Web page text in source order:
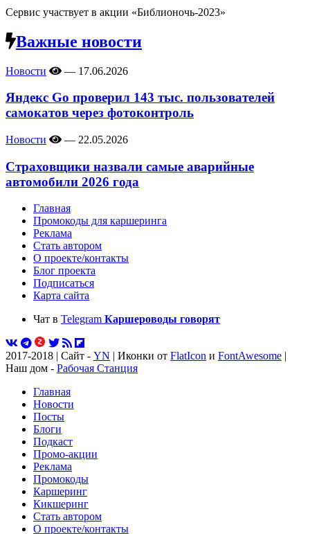
Сервис участвует в акции «Библионочь-2023»
Важные новости
Новости — 17.06.2026
Яндекс Go проверил 143 тыс. пользователей
самокатов через фотоконтроль
Новости — 22.05.2026
Страховщики назвали самые аварийные
автомобили 2026 года
Главная
Промокоды для каршеринга
Реклама
Стать автором
О проекте/контакты
Блог проекта
Подписаться
Карта сайта
Чат в Telegram Каршероводы говорят
2017-2018 | Сайт - YN | Иконки от FlatIcon и FontAwesome
Наш дом - Рабочая Станция
Главная
Новости
Посты
Блоги
Подкаст
Промо-акции
Реклама
Промокоды
Каршеринг
Кикшеринг
Стать автором
О проекте/контакты